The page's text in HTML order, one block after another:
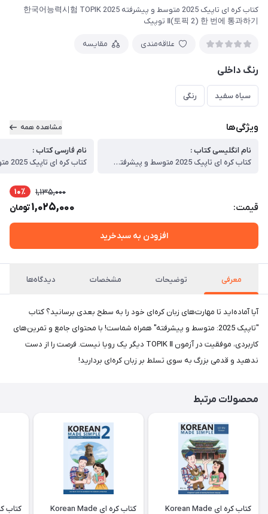
کتاب کره ای تاپیک 2025 متوسط و پیشرفته 2025 한국어능력시험 TOPIK
Ⅱ(토픽 2) 한 번에 통과하기 توپیک
علاقه‌مندی مقایسه
رنگ داخلی
سیاه سفید رنگی
ویژگی‌ها مشاهده همه
نام انگلیسی کتاب :
کتاب کره ای تاپیک 2025 متوسط و پیشرفته 2025 한국어능력시험 TOPIK Ⅱ(토픽 2) 한 번에 통과하기 توپیک
نام فارسی کتاب :
قیمت:
1,135,000 10٪
1,025,000تومان
افزودن به سبدخرید
معرفی توضیحات مشخصات دیدگاه‌ها
آیا آماده‌اید تا مهارت‌های زبان کره‌ای خود را به سطح بعدی برسانید؟ کتاب
"تاپیک 2025: متوسط و پیشرفته" همراه شماست! با محتوای جامع و تمرین‌های
کاربردی، موفقیت در آزمون TOPIK Ⅱ دیگر یک رویا نیست. فرصت را از دست
ندهید و قدمی بزرگ به سوی تسلط بر زبان کره‌ای بردارید!
محصولات مرتبط
کتاب کره ای Korean Made
کتاب کره ای Korean Made